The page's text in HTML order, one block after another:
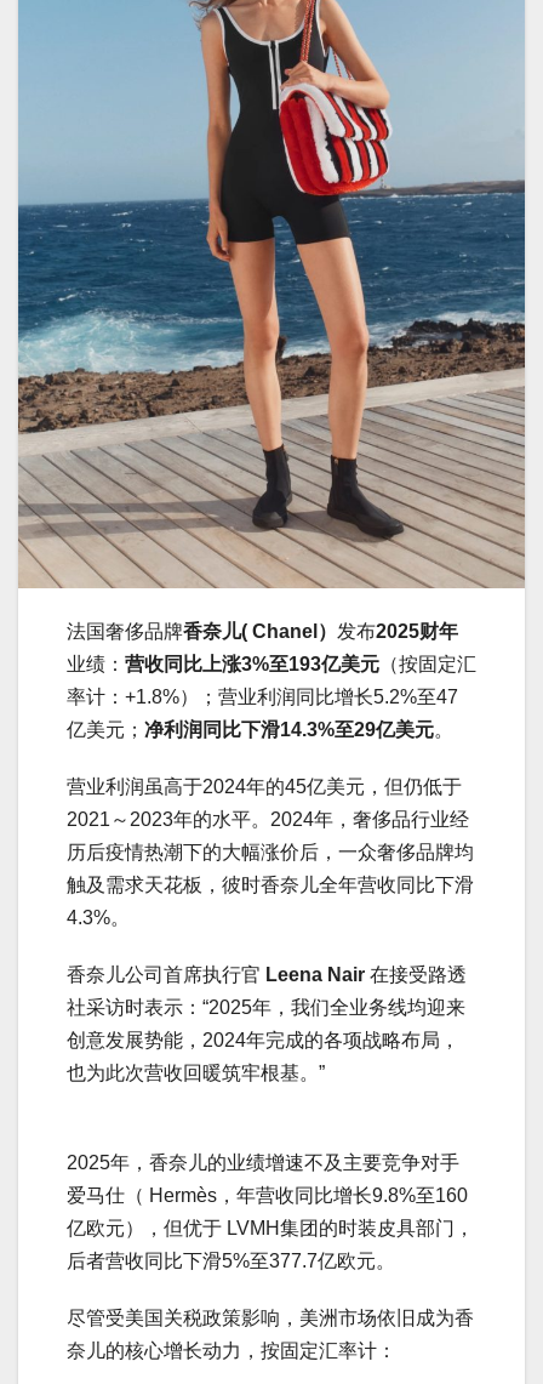
法国奢侈品牌香奈儿( Chanel） 发布2025财年
业绩： 营收同比上涨3%至193亿美元 （按固定汇
率计：+1.8%）；营业利润同比增长5.2%至47
亿美元； 净利润同比下滑14.3%至29亿美元。
营业利润虽高于2024年的45亿美元，但仍低于
2021～2023年的水平。2024年，奢侈品行业经
历后疫情热潮下的大幅涨价后，一众奢侈品牌均
触及需求天花板，彼时香奈儿全年营收同比下滑
4.3%。
香奈儿公司首席执行官 Leena Nair 在接受路透
社采访时表示：“2025年，我们全业务线均迎来
创意发展势能，2024年完成的各项战略布局，
也为此次营收回暖筑牢根基。”
2025年，香奈儿的业绩增速不及主要竞争对手
爱马仕（ Hermès，年营收同比增长9.8%至160
亿欧元），但优于 LVMH集团的时装皮具部门，
后者营收同比下滑5%至377.7亿欧元。
尽管受美国关税政策影响，美洲市场依旧成为香
奈儿的核心增长动力，按固定汇率计：